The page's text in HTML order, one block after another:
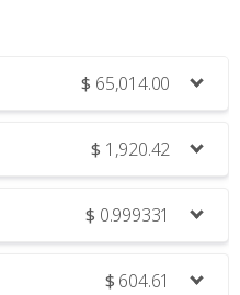
$ 65,014.00
$ 1,920.42
$ 0.999331
$ 604.61